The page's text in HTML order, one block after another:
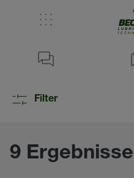
Filter
9 Ergebnisse